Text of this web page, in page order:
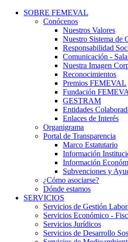
SOBRE FEMEVAL
Conócenos
Nuestros Valores
Nuestro Sistema de
Responsabilidad
Comunicación - Sala
Nuestra Imagen
Reconocimientos
Premios FEMEVAL
Fundación
GESTRAM
Entidades
Enlaces de Interés
Organigrama
Portal de Transparencia
Marco Estatutario
Información
Información
Subvenciones y
¿Cómo asociarse?
Dónde estamos
SERVICIOS
Servicios de Gestión
Servicios Económico -
Servicios Jurídicos
Servicios de Desarrollo